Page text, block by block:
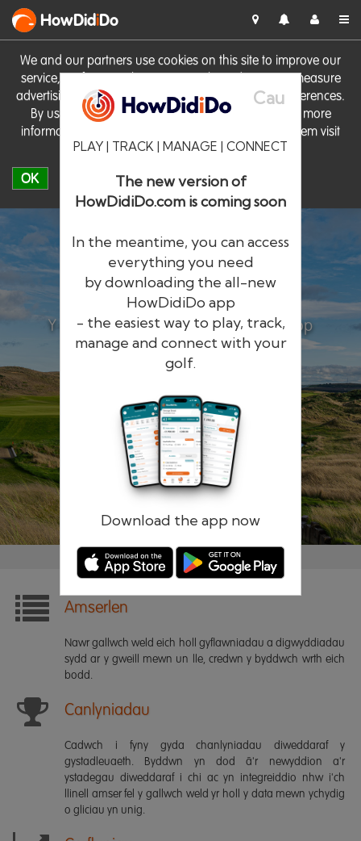
We and our partners use cookies on this site to improve our
service, perform analytics, personalise advertising, measure
advertising performance and remember website preferences.
By using the site you consent to these cookies. For more
information on cookies including how to manage them visit
our Cookie Policy
OK
HowDidiDo
Cau
PLAY | TRACK | MANAGE | CONNECT
The new version of
HowDidiDo.com is coming soon
In the meantime, you can access
everything you need
by downloading the all-new
HowDidiDo app
- the easiest way to play, track,
manage and connect with your
golf.
Download the app now
HowDidiDo
Y rhwydwaith golffwyr mwyaf yn Ewrop
Cofiwch fi Cyfrinair anghofiedig?
Amserlen
Nawr gallwch weld eich holl gyflawniadau a digwyddiadau
sydd ar y gweill mewn un lle, credwn y byddwch wrth eich
bodd.
Canlyniadau
Cadwch i fyny gyda chanlyniadau diweddaraf y
gystadleuaeth. Byddwn yn dod â'r newyddion a'r
ystadegau diweddaraf i chi ac yn integreiddio nhw i'ch
llinell amser fel y gallwch weld yr holl y data mewn ychydig
o gliciau yn unig.